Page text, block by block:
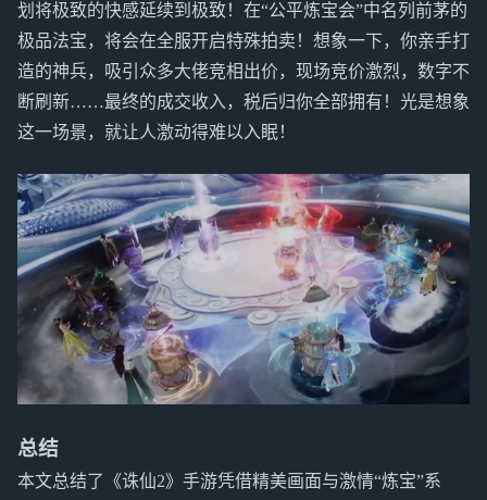
划将极致的快感延续到极致！在“公平炼宝会”中名列前茅的
极品法宝，将会在全服开启特殊拍卖！想象一下，你亲手打
造的神兵，吸引众多大佬竞相出价，现场竞价激烈，数字不
断刷新……最终的成交收入，税后归你全部拥有！光是想象
这一场景，就让人激动得难以入眠！
总结
本文总结了《诛仙2》手游凭借精美画面与激情“炼宝”系